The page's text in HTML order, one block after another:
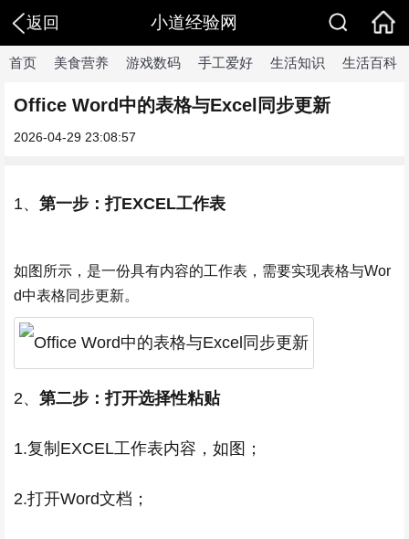
返回 小道经验网
首页 美食营养 游戏数码 手工爱好 生活知识 生活百科
Office Word中的表格与Excel同步更新
2026-04-29 23:08:57
1、 第一步：打EXCEL工作表
如图所示，是一份具有内容的工作表，需要实现表格与Wor
d中表格同步更新。
2、 第二步：打开选择性粘贴
1.复制EXCEL工作表内容，如图；
2.打开Word文档；